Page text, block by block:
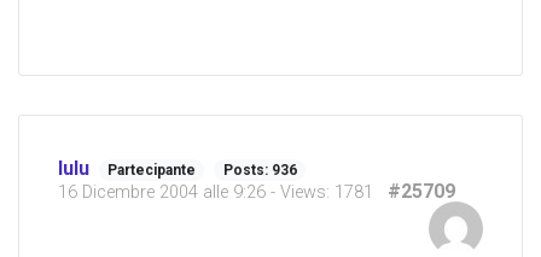
lulu Partecipante Posts: 936
16 Dicembre 2004 alle 9:26 - Views: 1781 #25709